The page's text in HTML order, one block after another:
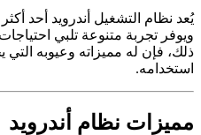
يُعد نظام التشغيل أندرويد أحد
ويوفر تجربة متنوعة تلبي
ذلك، فإن له مميزاته وعيوبه التي
استخدامه.
مميزات نظام أندرويد